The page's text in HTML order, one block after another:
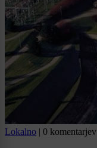
Lokalno | 0 komentarjev